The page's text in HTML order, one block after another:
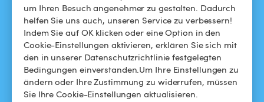
um Ihren Besuch angenehmer zu gestalten. Dadurch
helfen Sie uns auch, unseren Service zu verbessern!
Indem Sie auf OK klicken oder eine Option in den
Cookie-Einstellungen aktivieren, erklären Sie sich mit
den in unserer Datenschutzrichtlinie festgelegten
Bedingungen einverstanden.Um Ihre Einstellungen zu
ändern oder Ihre Zustimmung zu widerrufen, müssen
Sie Ihre Cookie-Einstellungen aktualisieren.
So funktioniert's
HILFE
Helpdesk
Allgemeine
FOLGEN SIE UNS
Facebook
Instagram